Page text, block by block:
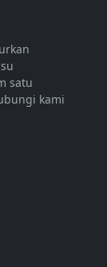
satu
kami